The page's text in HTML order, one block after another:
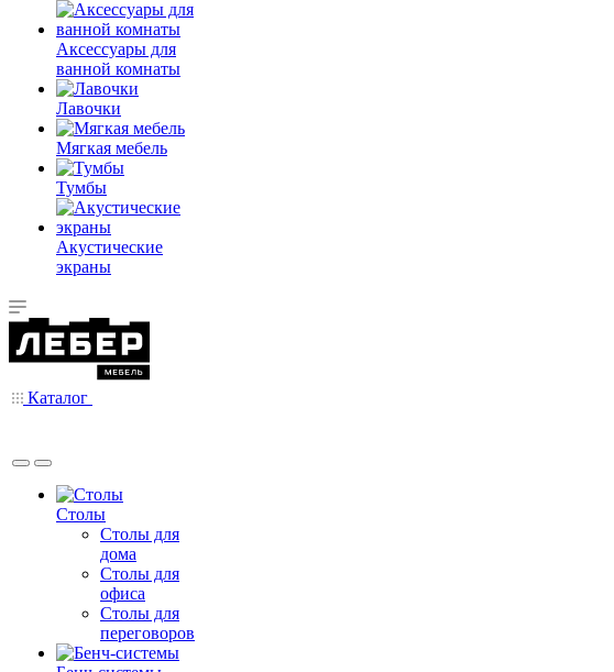
Аксессуары для
ванной комнаты
Лавочки
Мягкая мебель
Тумбы
Акустические
экраны
Каталог
Столы
Столы для
дома
Столы для
офиса
Столы для
переговоров